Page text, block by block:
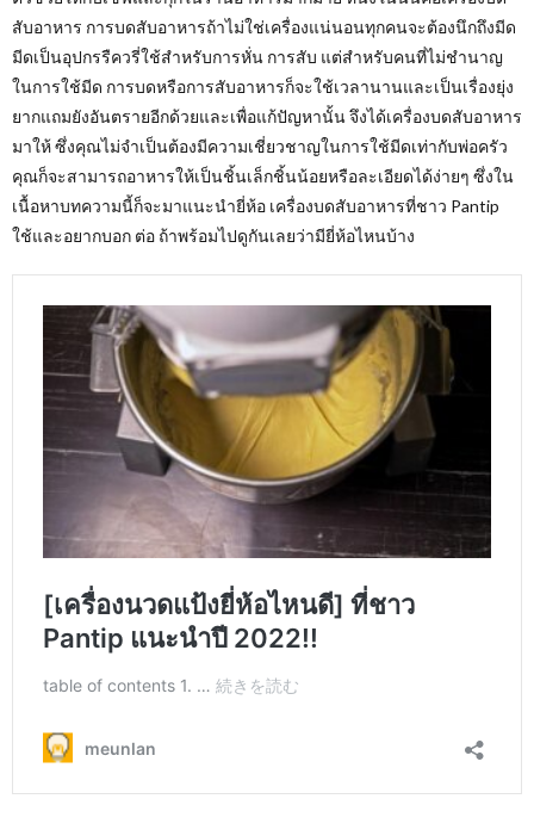
สับอาหาร การบดสับอาหารถ้าไม่ใช่เครื่องแน่นอนทุกคนจะต้องนึกถึงมีด
มีดเป็นอุปกรรืควรี่ใช้สำหรับการหั่น การสับ แต่สำหรับคนที่ไม่ชำนาญ
ในการใช้มีด การบดหรือการสับอาหารก็จะใช้เวลานานและเป็นเรื่องยุ่ง
ยากแถมยังอันตรายอีกด้วยและเพื่อแก้ปัญหานั้น จึงได้เครื่องบดสับอาหาร
มาให้ ซึ่งคุณไม่จำเป็นต้องมีความเชี่ยวชาญในการใช้มีดเท่ากับพ่อครัว
คุณก็จะสามารถอาหารให้เป็นชิ้นเล็กชิ้นน้อยหรือละเอียดได้ง่ายๆ ซึ่งใน
เนื้อหาบทความนี้ก็จะมาแนะนำยี่ห้อ เครื่องบดสับอาหารที่ชาว Pantip
ใช้และอยากบอก ต่อ ถ้าพร้อมไปดูกันเลยว่ามียี่ห้อไหนบ้าง